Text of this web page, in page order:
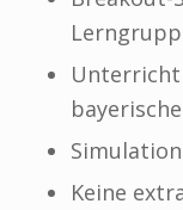
Unterricht
Keine